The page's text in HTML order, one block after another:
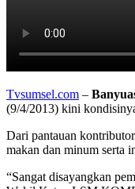
Tvsumsel.com –
(9/4/2013) kini
Dari pantauan kontributor
makan dan minum serta
“Sangat disayangkan